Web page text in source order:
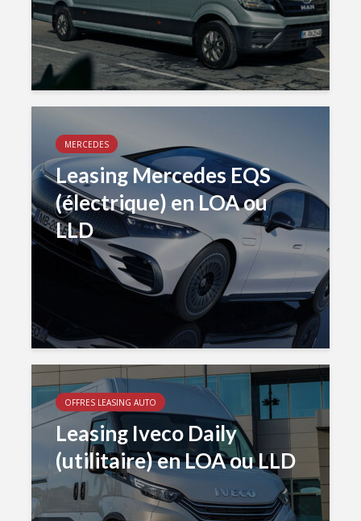
MERCEDES
Leasing Mercedes EQS
(électrique) en LOA ou
LLD
OFFRES LEASING AUTO
Leasing Iveco Daily
(utilitaire) en LOA ou LLD